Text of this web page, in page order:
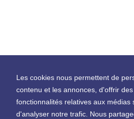
Les cookies nous permettent de
contenu et les annonces, d'offrir des
fonctionnalités relatives aux médias
d'analyser notre trafic. Nous